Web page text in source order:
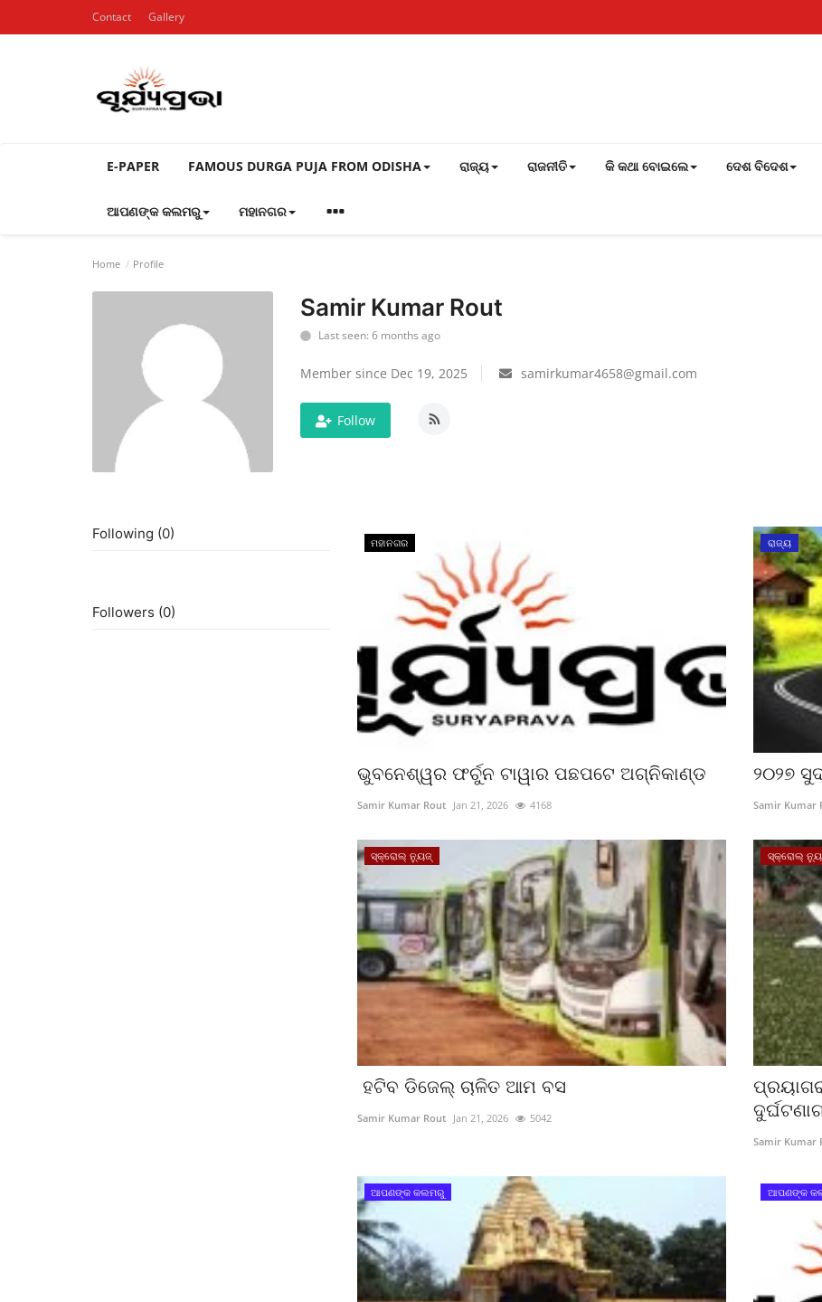
Contact Gallery
E-PAPER FAMOUS DURGA PUJA FROM ODISHA ରାଜ୍ୟ ରାଜନୀତି କି କଥା ବୋଇଲେ ଦେଶ ବିଦେଶ
ଆପଣଙ୍କ କଲମରୁ ମହାନଗର
Home Profile
Samir Kumar Rout
Last seen: 6 months ago
Member since Dec 19, 2025 samirkumar4658@gmail.com
Follow
Following (0)
Followers (0)
ମହାନଗର
ଭୁବନେଶ୍ୱର ଫର୍ଚୁନ ଟାୱାର ପଛପଟେ ଅଗ୍ନିକାଣ୍ଡ
Samir Kumar Rout Jan 21, 2026 4168
ରାଜ୍ୟ
୨୦୨୭
Samir Kumar
ସ୍କ୍ରୋଲ୍ ନ୍ୟୁଜ୍
ହଟିବ ଡିଜେଲ୍‌ ଚାଳିତ ଆମ ବସ
Samir Kumar Rout Jan 21, 2026 5042
ସ୍କ୍ରୋଲ୍
Samir Kumar
ଆପଣଙ୍କ କଲମରୁ ଆପଣଙ୍କ